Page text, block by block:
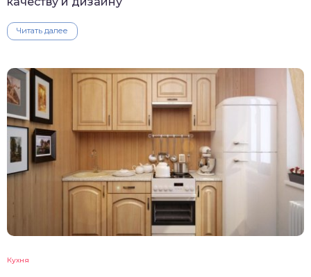
Читать далее
Кухня